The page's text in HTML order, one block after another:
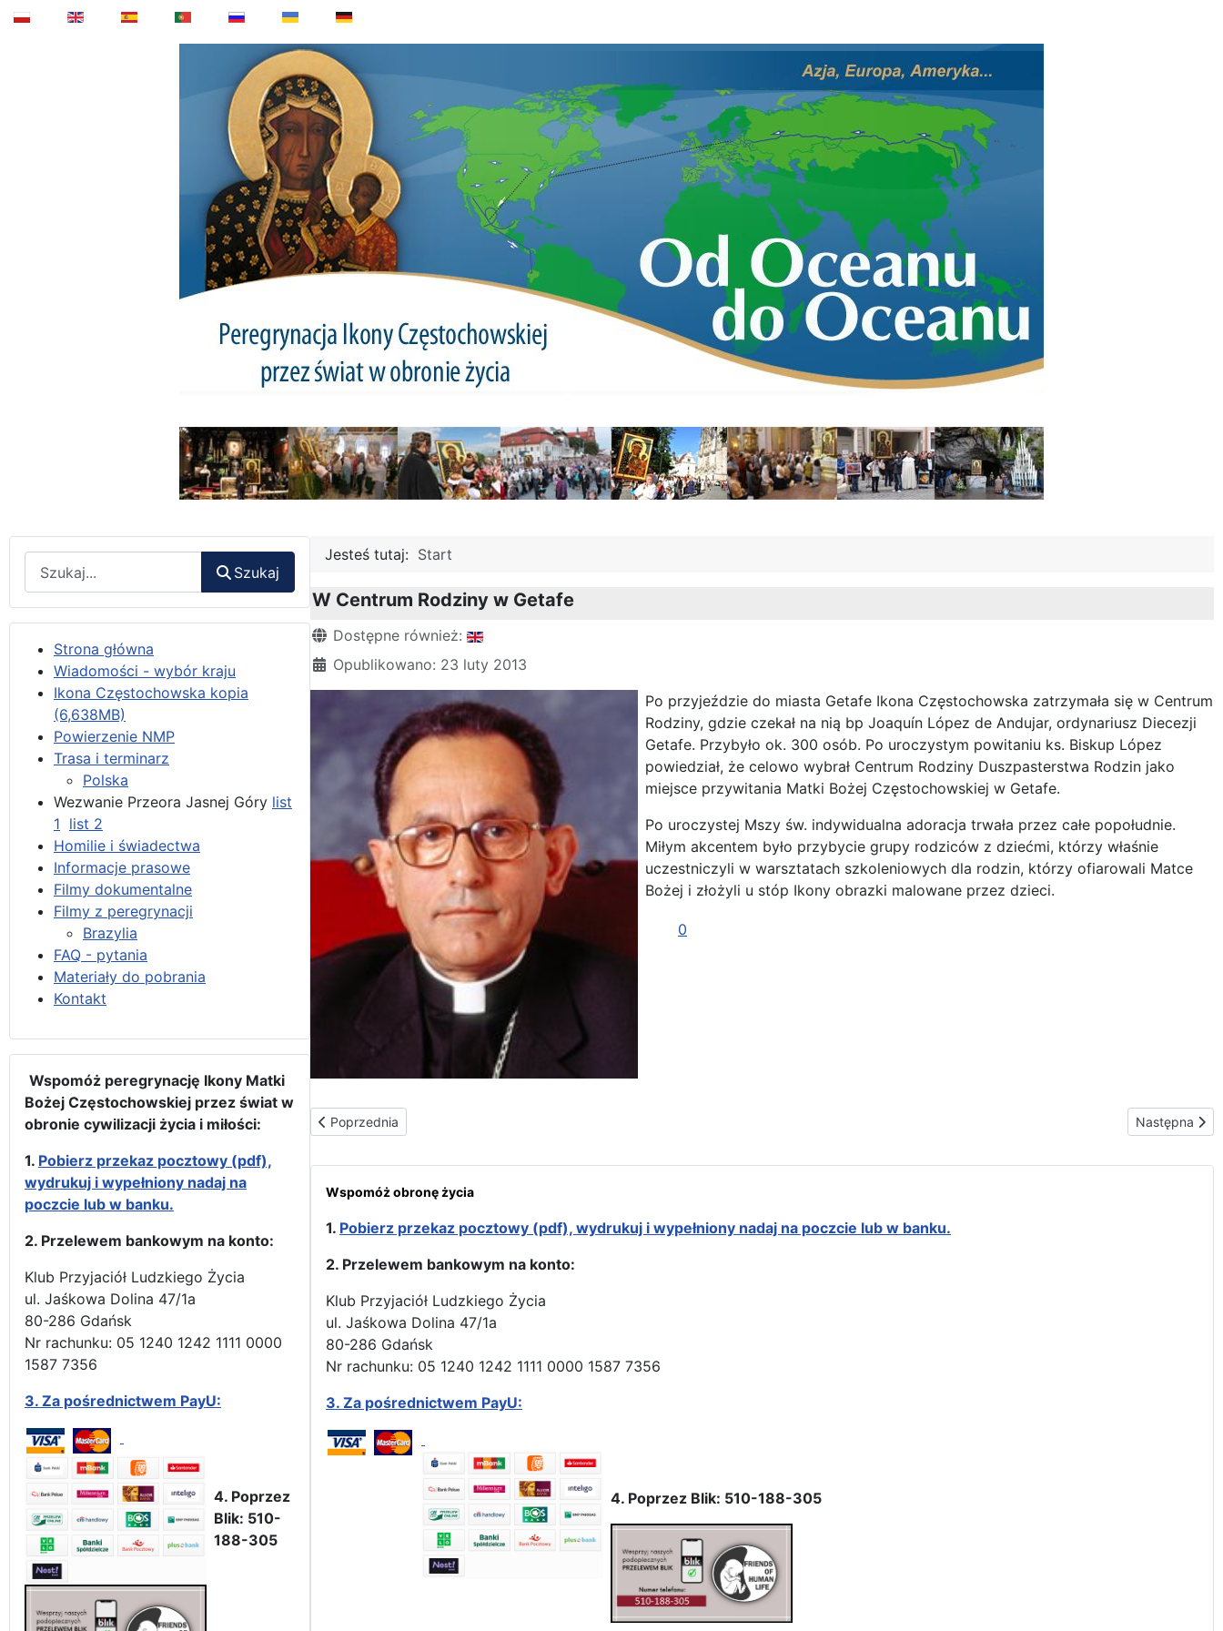
Szukaj
Strona główna
Wiadomości - wybór kraju
Ikona Częstochowska kopia
(6,638MB)
Powierzenie NMP
Trasa i terminarz
Polska
Wezwanie Przeora Jasnej Góry list
1 list 2
Homilie i świadectwa
Informacje prasowe
Filmy dokumentalne
Filmy z peregrynacji
Brazylia
FAQ - pytania
Materiały do pobrania
Kontakt
Wspomóż peregrynację Ikony Matki
Bożej Częstochowskiej przez świat w
obronie cywilizacji życia i miłości:
1. Pobierz przekaz pocztowy (pdf),
wydrukuj i wypełniony nadaj na
poczcie lub w banku.
2. Przelewem bankowym na konto:
Klub Przyjaciół Ludzkiego Życia
ul. Jaśkowa Dolina 47/1a
80-286 Gdańsk
Nr rachunku: 05 1240 1242 1111 0000
1587 7356
3. Za pośrednictwem PayU:
4. Poprzez
Blik: 510-
188-305
Jesteś tutaj: Start
W Centrum Rodziny w Getafe
Szczegóły
Dostępne również:
Opublikowano: 23 luty 2013
Po przyjeździe do miasta Getafe Ikona Częstochowska zatrzymała się w Centrum
Rodziny, gdzie czekał na nią bp Joaquín López de Andujar, ordynariusz Diecezji
Getafe. Przybyło ok. 300 osób. Po uroczystym powitaniu ks. Biskup López
powiedział, że celowo wybrał Centrum Rodziny Duszpasterstwa Rodzin jako
miejsce przywitania Matki Bożej Częstochowskiej w Getafe.
Po uroczystej Mszy św. indywidualna adoracja trwała przez całe popołudnie.
Miłym akcentem było przybycie grupy rodziców z dziećmi, którzy właśnie
uczestniczyli w warsztatach szkoleniowych dla rodzin, którzy ofiarowali Matce
Bożej i złożyli u stóp Ikony obrazki malowane przez dzieci.
0
Poprzednia strona: Wśród Polaków w Parla
Poprzednia Następna
Następna
Wspomóż obronę życia
1. Pobierz przekaz pocztowy (pdf), wydrukuj i wypełniony nadaj na poczcie lub w banku.
2. Przelewem bankowym na konto:
Klub Przyjaciół Ludzkiego Życia
ul. Jaśkowa Dolina 47/1a
80-286 Gdańsk
Nr rachunku: 05 1240 1242 1111 0000 1587 7356
3. Za pośrednictwem PayU:
4. Poprzez Blik: 510-188-305